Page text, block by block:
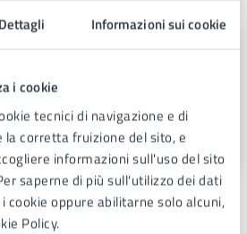
Dettagli Informazioni sui cookie
i cookie
tecnici di navigazione e di
corretta fruizione del sito, e
informazioni sull'uso del sito
saperne di più sull'utilizzo dei dati
cookie oppure abilitarne solo alcuni,
Policy.